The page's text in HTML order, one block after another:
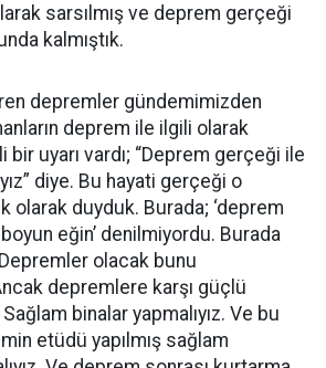
sarsılmış ve deprem gerçeği
kalmıştık.
depremler gündemimizden
deprem ile ilgili olarak
uyarı vardı; “Deprem gerçeği ile
diye. Bu hayati gerçeği o
olarak duyduk. Burada; ‘deprem
eğin’ denilmiyordu. Burada
olacak bunu
depremlere karşı güçlü
binalar yapmalıyız. Ve bu
etüdü yapılmış sağlam